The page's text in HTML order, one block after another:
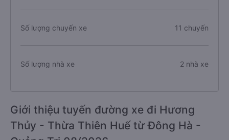
Số lượng chuyến xe 11 chuyến
Số lượng nhà xe 2 nhà xe
Giới thiệu tuyến đường xe đi Hương
Thủy - Thừa Thiên Huế từ Đông Hà -